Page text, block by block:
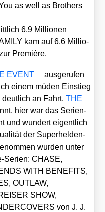
as well as Brot­hers
6,9 Mil­lio­nen
kam auf 6,6 Mil­lio­
Pre­miè­re.
EVENT
aus­ge­ru­fen
einem müden Ein­stieg
deut­lich an Fahrt.THE
hier war das Seri­en-
und wun­dert eigent­lich
der Super­hel­den-
wur­den unter
Seri­en: CHASE,
WITH BENEFITS,
OUTLAW,
SHOW,
von J. J.